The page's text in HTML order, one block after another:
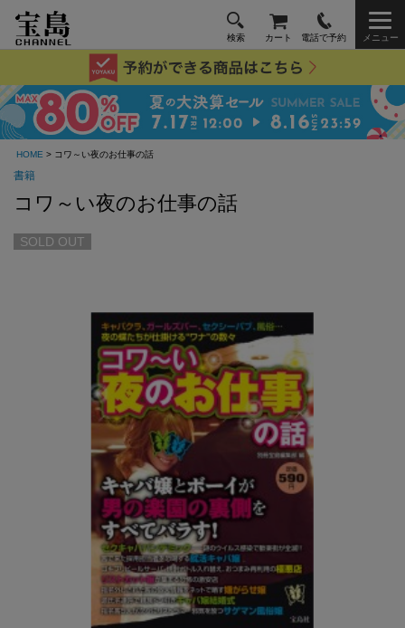
検索 カート 電話で予約 メニュー
HOME > コワ～い夜のお仕事の話
書籍
コワ～い夜のお仕事の話
SOLD OUT